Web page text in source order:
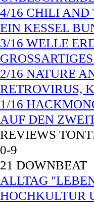
4/16 CHILI AND
EIN KESSEL
3/16 WELLE
2/16 NATURE
RETROVIRUS,
1/16
AUF DEN
REVIEWS
0-9
21 DOWNBEAT
ALLTAG
HOCHKULTUR